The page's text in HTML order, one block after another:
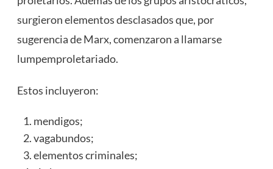
surgieron elementos desclasados que, por
sugerencia de Marx, comenzaron a llamarse
lumpemproletariado.
Estos incluyeron:
mendigos;
vagabundos;
elementos criminales;